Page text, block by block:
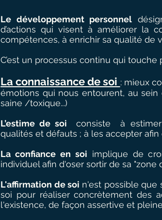
Le développement personnel
d’actions qui visent à améliorer la
compétences, à enrichir sa qualité de
C’est un processus continu qui touche
La connaissance de soi : mieux
émotions qui nous entourent, au
saine /toxique...)
L’estime de soi
consiste à estimer
qualités et défauts ; à les accepter
La confiance en soi implique de
individuel afin d'oser sortir de sa
L'affirmation de soi n'est possible que
soi pour réaliser concrètement des
l'existence, de façon assertive et